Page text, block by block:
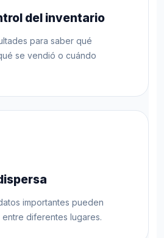
del inventario
para saber qué
se vendió o cuándo
importantes pueden
diferentes lugares.